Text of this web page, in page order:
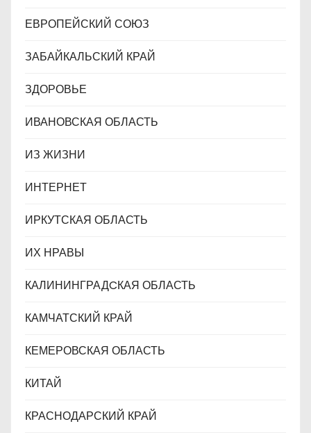
ЕВРОПЕЙСКИЙ СОЮЗ
ЗАБАЙКАЛЬСКИЙ КРАЙ
ЗДОРОВЬЕ
ИВАНОВСКАЯ ОБЛАСТЬ
ИЗ ЖИЗНИ
ИНТЕРНЕТ
ИРКУТСКАЯ ОБЛАСТЬ
ИХ НРАВЫ
КАЛИНИНГРАДCКАЯ ОБЛАСТЬ
КАМЧАТСКИЙ КРАЙ
КЕМЕРОВСКАЯ ОБЛАСТЬ
КИТАЙ
КРАСНОДАРСКИЙ КРАЙ